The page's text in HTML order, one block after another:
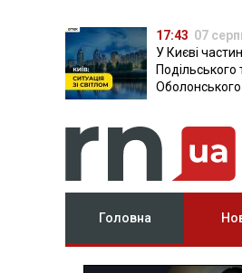
17:43 07
У Києві
Подільського
Оболонського
Головна